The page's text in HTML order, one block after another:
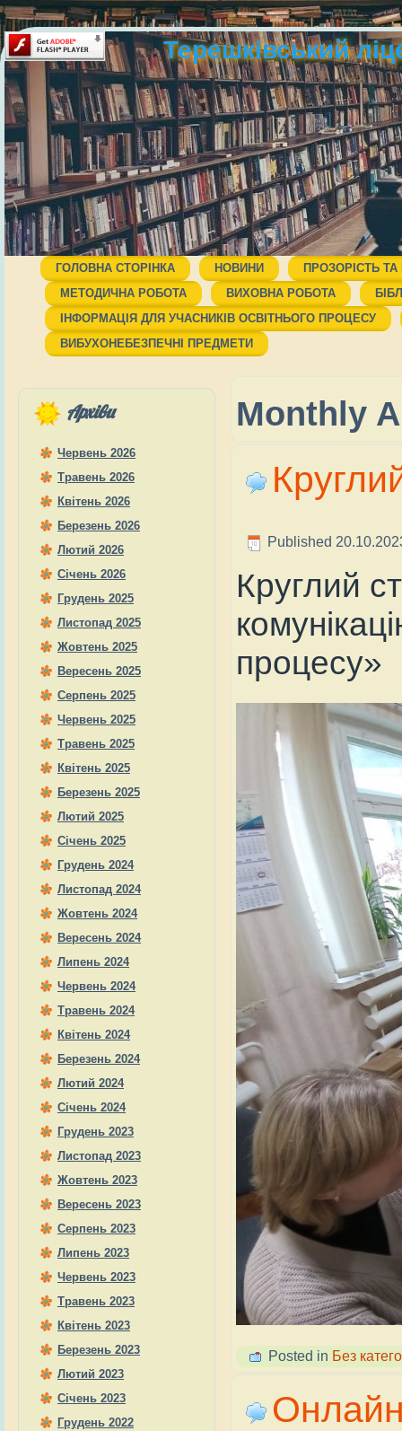
Терешківський
ГОЛОВНА СТОРІНКА НОВИНИ
ПРОЗОРІСТЬ
МЕТОДИЧНА РОБОТА
ВИХОВНА РОБОТА
ІНФОРМАЦІЯ ДЛЯ УЧАСНИКІВ ОСВІТНЬОГО ПРОЦЕСУ
ВИБУХОНЕБЕЗПЕЧНІ ПРЕДМЕТИ
Архіви
Червень 2026
Травень 2026
Квітень 2026
Березень 2026
Лютий 2026
Січень 2026
Грудень 2025
Листопад 2025
Жовтень 2025
Вересень 2025
Серпень 2025
Червень 2025
Травень 2025
Квітень 2025
Березень 2025
Лютий 2025
Січень 2025
Грудень 2024
Листопад 2024
Жовтень 2024
Вересень 2024
Липень 2024
Червень 2024
Травень 2024
Квітень 2024
Березень 2024
Лютий 2024
Січень 2024
Грудень 2023
Листопад 2023
Жовтень 2023
Вересень 2023
Серпень 2023
Липень 2023
Червень 2023
Травень 2023
Квітень 2023
Березень 2023
Лютий 2023
Січень 2023
Грудень 2022
Monthly
Published
Круглий
процесу»
Posted in Без